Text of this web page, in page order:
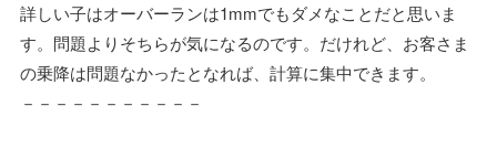
詳しい子はオーバーランは1mmでもダメなことだと思いま
す。問題よりそちらが気になるのです。だけれど、お客さま
の乗降は問題なかったとなれば、計算に集中できます。
－－－－－－－－－－－